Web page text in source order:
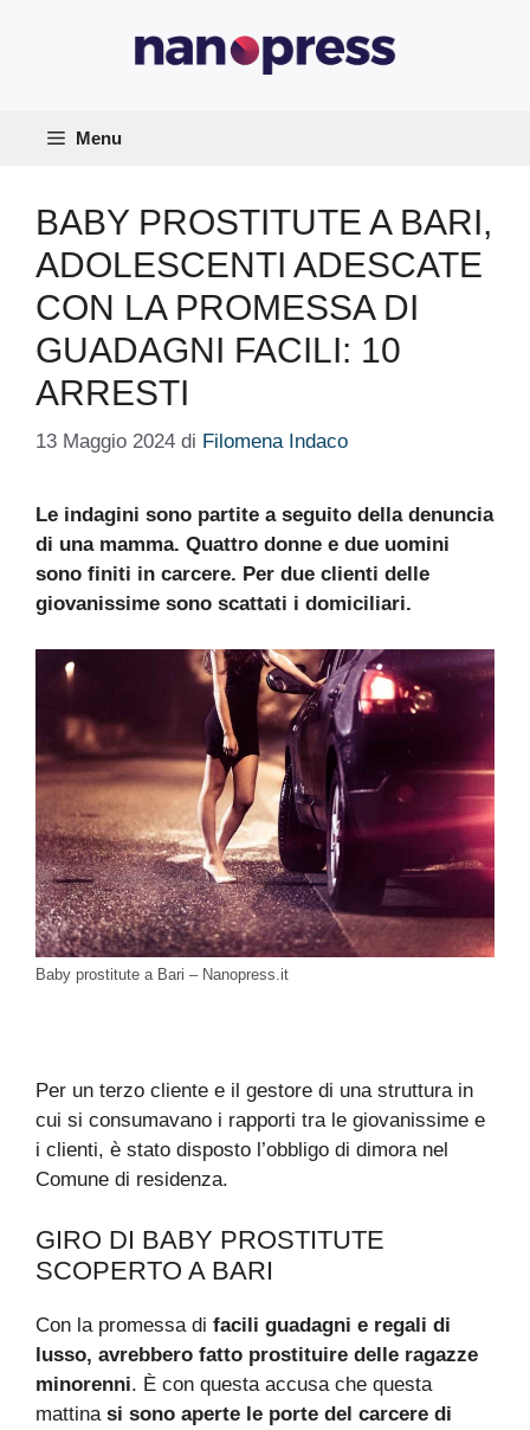
Menu
BABY PROSTITUTE A BARI,
ADOLESCENTI ADESCATE
CON LA PROMESSA DI
GUADAGNI FACILI: 10
ARRESTI
13 Maggio 2024 di Filomena Indaco
Le indagini sono partite a seguito della denuncia
di una mamma. Quattro donne e due uomini
sono finiti in carcere. Per due clienti delle
giovanissime sono scattati i domiciliari.
Baby prostitute a Bari – Nanopress.it
Per un terzo cliente e il gestore di una struttura in
cui si consumavano i rapporti tra le giovanissime e
i clienti, è stato disposto l’obbligo di dimora nel
Comune di residenza.
GIRO DI BABY PROSTITUTE
SCOPERTO A BARI
Con la promessa di facili guadagni e regali di
lusso, avrebbero fatto prostituire delle ragazze
minorenni. È con questa accusa che questa
mattinasi sono aperte le porte del carcere di